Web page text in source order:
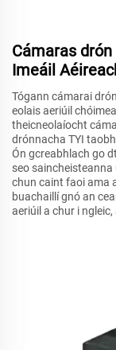
Cámaras
Imeáil
Tógann cámarai
eolais aeriúil
theicneolaíocht
drónnacha TYI
Ón gcreabhlach go
seo
chun caint faoi ama
buachaillí gnó an
aeriúil a chur i